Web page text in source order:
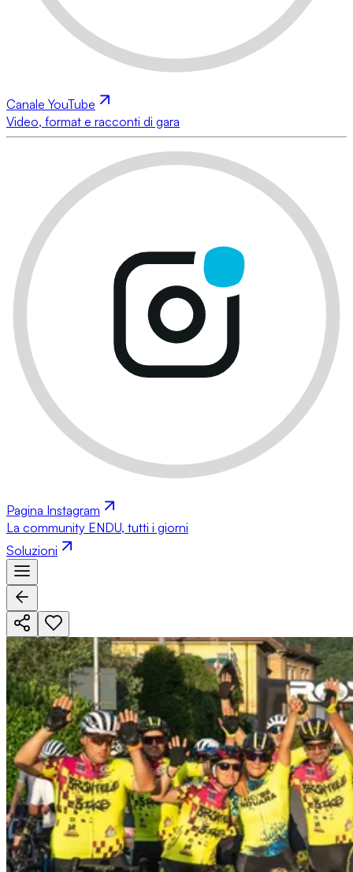
Canale YouTube
Video, format e racconti di gara
Pagina Instagram
La community ENDU, tutti i giorni
Soluzioni